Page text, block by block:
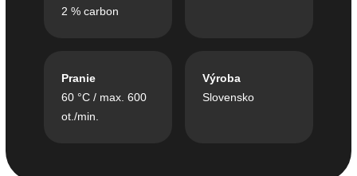
2 % carbon
Pranie
60 °C / max. 600
ot./min.
Výroba
Slovensko